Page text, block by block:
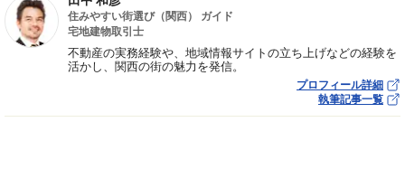
住みやすい街選び（関西） ガイド
宅地建物取引士
不動産の実務経験や、地域情報サイトの立ち上げなどの経験を
活かし、関西の街の魅力を発信。
プロフィール詳細
執筆記事一覧